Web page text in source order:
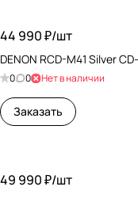
44 990 ₽/шт
DENON RCD-M41 Silver
0 0 Нет в наличии
Заказать
49 990 ₽/шт